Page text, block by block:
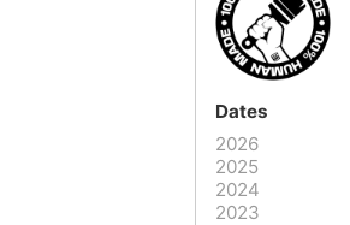
Dates
2026
2025
2024
2023